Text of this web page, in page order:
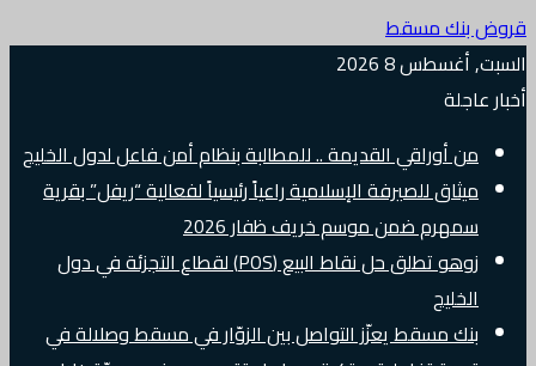
قروض بنك مسقط
السبت, أغسطس 8 2026
أخبار عاجلة
من أوراقي القديمة .. للمطالبة بنظام أمن فاعل لدول الخليج
ميثاق للصيرفة الإسلامية راعياً رئيسياً لفعالية “ريفل” بقرية
سمهرم ضمن موسم خريف ظفار 2026
زوهو تطلق حل نقاط البيع (POS) لقطاع التجزئة في دول
الخليج
بنك مسقط يعزّز التواصل بين الزوّار في مسقط وصلالة في